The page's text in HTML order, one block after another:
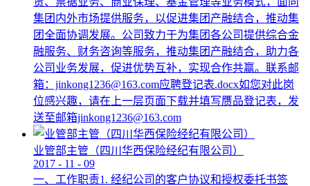
集团内外市场提供服务，以促进集团产融结合，推动集
团全面协调发展。公司致力于为集团各公司提供综合金
融服务、财务咨询等服务，推动集团产融结合，助力各
公司业务发展，促进优势互补，实现合作共赢。联系邮
箱：jinkong1236@163.com应聘登记表.docx如您对此岗
位感兴趣，请在上一层页面下载并填写赝品登记表，发
送至邮箱jinkong1236@163.com
业管部主管（四川华西保险经纪有限公司）
2017 - 11 - 09
一、工作职责1. 经纪公司的客户协议和授权委托书签